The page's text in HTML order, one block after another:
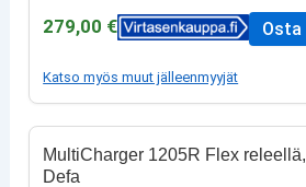
279,00 € Osta
Katso myös muut jälleenmyyjät
MultiCharger 1205R Flex releellä,
Defa